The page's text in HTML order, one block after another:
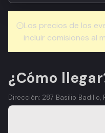
Los precios de los
incluir comisiones al
¿Cómo
Dirección: 287 Basilio Badillo,